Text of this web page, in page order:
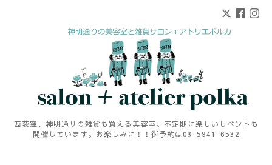
西荻窪、神明通りの雑貨も買える美容室。不定期に楽しいしベントも
開催しています。お楽しみに！！御予約は03-5941-6532